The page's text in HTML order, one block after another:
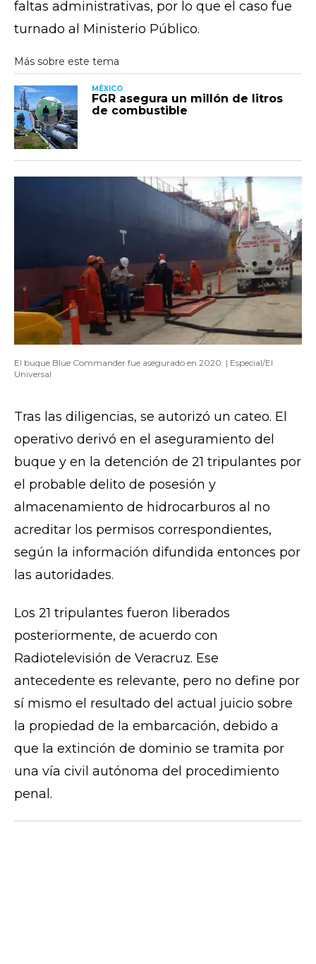
faltas administrativas, por lo que el caso fue
turnado al Ministerio Público.
MÉXICO
FGR asegura un millón de litros
de combustible
El buque Blue Commander fue asegurado en 2020. | Especial/El
Universal
Tras las diligencias, se autorizó un cateo. El
operativo derivó en el aseguramiento del
buque y en la detención de 21 tripulantes por
el probable delito de posesión y
almacenamiento de hidrocarburos al no
acreditar los permisos correspondientes,
según la información difundida entonces por
las autoridades.
Los 21 tripulantes fueron liberados
posteriormente, de acuerdo con
Radiotelevisión de Veracruz. Ese
antecedente es relevante, pero no define por
sí mismo el resultado del actual juicio sobre
la propiedad de la embarcación, debido a
que la extinción de dominio se tramita por
una vía civil autónoma del procedimiento
penal.